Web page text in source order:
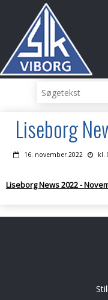
Liseborg
16. november 2022 kl.
Liseborg News 2022 -